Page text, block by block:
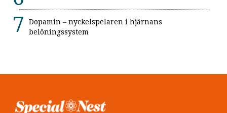
Dopamin – nyckelspelaren i hjärnans
belöningssystem